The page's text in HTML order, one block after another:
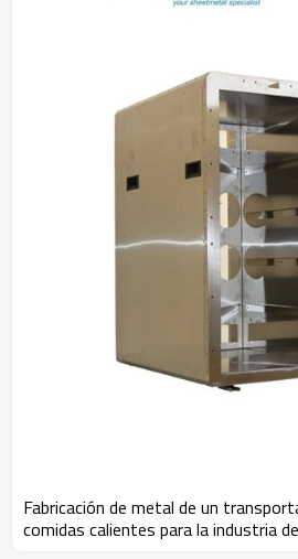
Fabricación de metal de un
comidas calientes para la industria